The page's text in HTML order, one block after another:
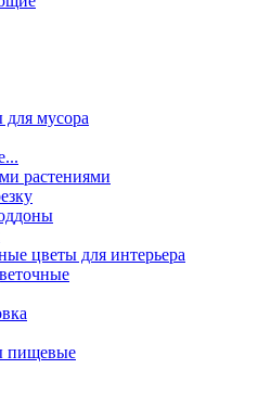
мусора
растениями
цветы для интерьера
пищевые